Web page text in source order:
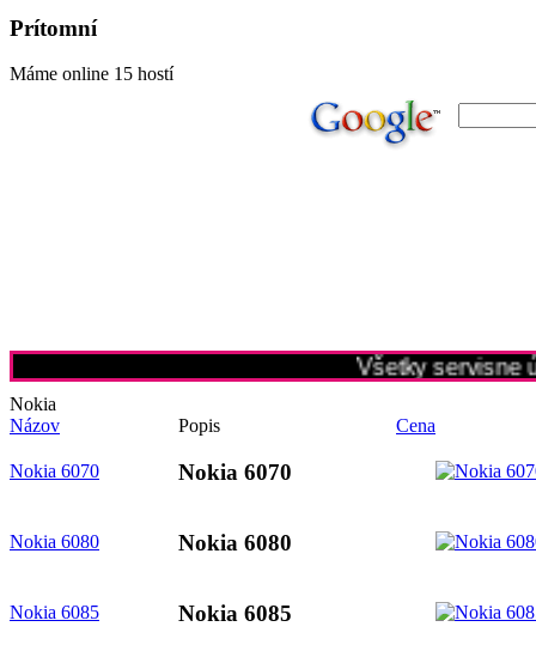
Prítomní
Máme online 15 hostí
Všetky servisne
Nokia
Názov
Popis Cena
Nokia 6070 Nokia 6070
Nokia 6080 Nokia 6080
Nokia 6085 Nokia 6085